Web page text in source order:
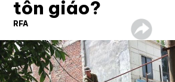
tôn giáo?
RFA